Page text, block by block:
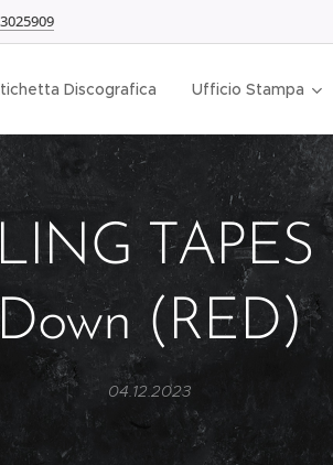
Discografica Ufficio Stampa
TAPES
Down (RED)
04.12.2023